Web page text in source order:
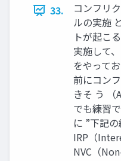
33.
コンフリ
ルの実施
トが起こ
実施して
をやって
前にコン
きそ う （
でも練習
に ”下記の
IRP（
NVC（